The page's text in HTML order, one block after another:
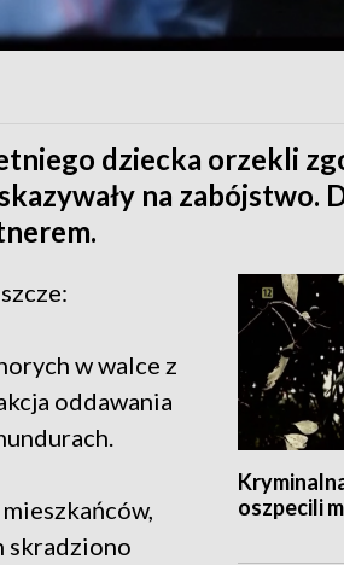
dziecka orzekli
na zabójstwo.
oszpecili
w walce z
oddawania
skradziono